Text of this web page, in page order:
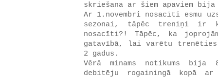
skriešana ar šiem apaviem
Ar 1.novembri nosacīti esmu
sezonai, tāpēc treniņi ir
nosacīti?! Tāpēc, ka
gatavībā, lai varētu
2 gadus.
Vērā minams notikums bija
debitēju rogainingā kopā